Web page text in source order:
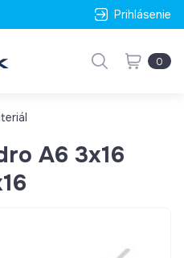
Prihlásenie
0
A6 3x16